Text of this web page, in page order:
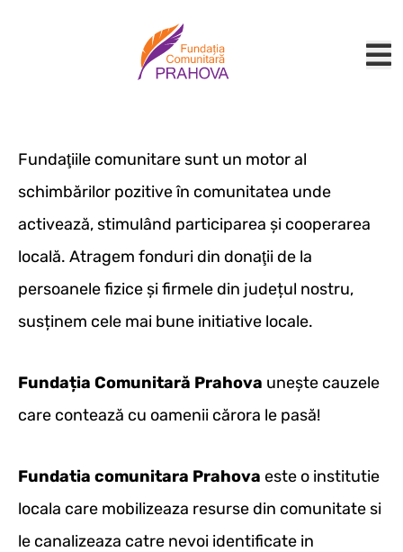
Fundaţiile comunitare sunt un motor al
schimbărilor pozitive în comunitatea unde
activează, stimulând participarea şi cooperarea
locală. Atragem fonduri din donaţii de la
persoanele fizice şi firmele din județul nostru,
susținem cele mai bune initiative locale.
Fundația Comunitară Prahova unește cauzele
care contează cu oamenii cărora le pasă!
Fundatia comunitara Prahova este o institutie
locala care mobilizeaza resurse din comunitate si
le canalizeaza catre nevoi identificate in